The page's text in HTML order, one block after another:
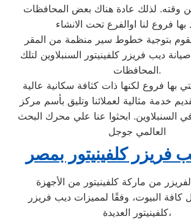
وقته. لذلك عادة هناك بعض المحافظات
بتوجية خطوط سير منظمة من المقر
ديب فريزر كلفينيتور السنبلاوين لتلك
المحافظات.
خدمة مثالية لعملائنا وتليق بأسم مركز
في السنبلاوين. ابحثوا عنا علي محرك البحث
العالمي جوجل
فريزر كلفينيتور بمصر
من ماركة كلفينيتور من الأجهزة
كافة البيوت، وفقًا لمميزات ديب فريزر
كلفينيتور العديدة،